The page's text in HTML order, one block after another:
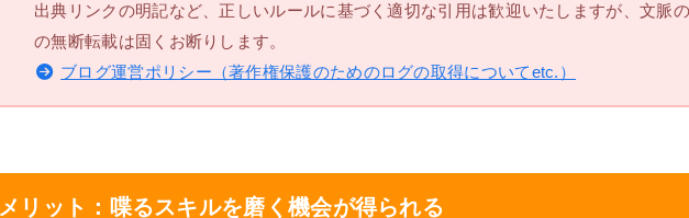
出典リンクの明記など、正しいルールに基づく適切な引用は歓迎いたしますが、文脈
の無断転載は固くお断りします。
ブログ運営ポリシー（著作権保護のためのログの取得についてetc.）
メリット：喋るスキルを磨く機会が得られる